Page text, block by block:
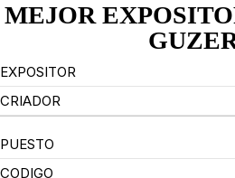
MEJOR
EXPOSITOR
CRIADOR
PUESTO
CODIGO